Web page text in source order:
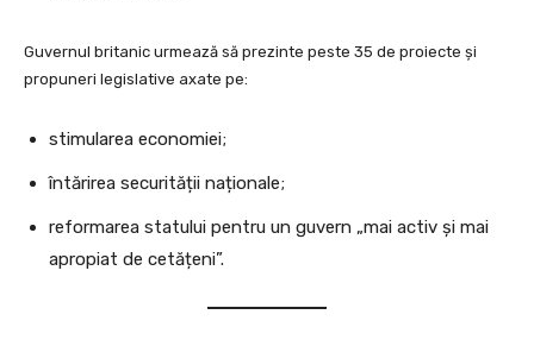
Guvernul britanic urmează să prezinte peste 35 de proiecte și
propuneri legislative axate pe:
stimularea economiei;
întărirea securității naționale;
reformarea statului pentru un guvern „mai activ și mai
apropiat de cetățeni”.